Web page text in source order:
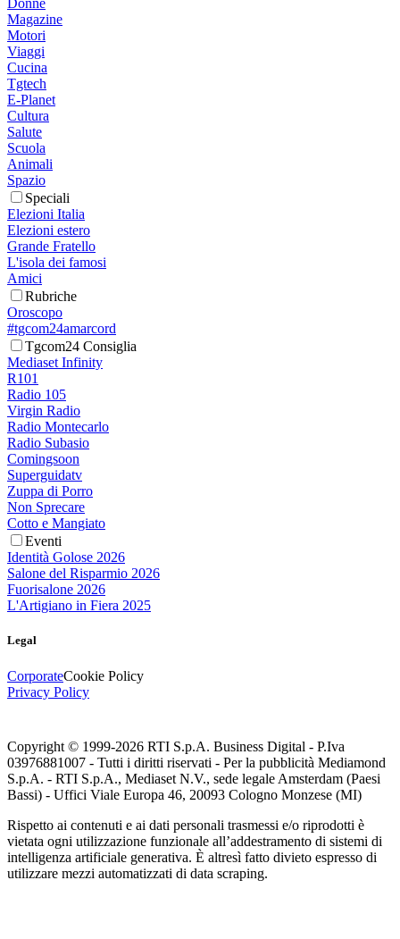
Donne
Magazine
Motori
Viaggi
Cucina
Tgtech
E-Planet
Cultura
Salute
Scuola
Animali
Spazio
Speciali
Elezioni Italia
Elezioni estero
Grande Fratello
L'isola dei famosi
Amici
Rubriche
Oroscopo
#tgcom24amarcord
Tgcom24 Consiglia
Mediaset Infinity
R101
Radio 105
Virgin Radio
Radio Montecarlo
Radio Subasio
Comingsoon
Superguidatv
Zuppa di Porro
Non Sprecare
Cotto e Mangiato
Eventi
Identità Golose 2026
Salone del Risparmio 2026
Fuorisalone 2026
L'Artigiano in Fiera 2025
Legal
CorporateCookie Policy
Privacy Policy
Copyright © 1999-2026 RTI S.p.A. Business Digital - P.Iva
03976881007 - Tutti i diritti riservati - Per la pubblicità Mediamond
S.p.A. - RTI S.p.A., Mediaset N.V., sede legale Amsterdam (Paesi
Bassi) - Uffici Viale Europa 46, 20093 Cologno Monzese (MI)
Rispetto ai contenuti e ai dati personali trasmessi e/o riprodotti è
vietata ogni utilizzazione funzionale all’addestramento di sistemi di
intelligenza artificiale generativa. È altresì fatto divieto espresso di
utilizzare mezzi automatizzati di data scraping.